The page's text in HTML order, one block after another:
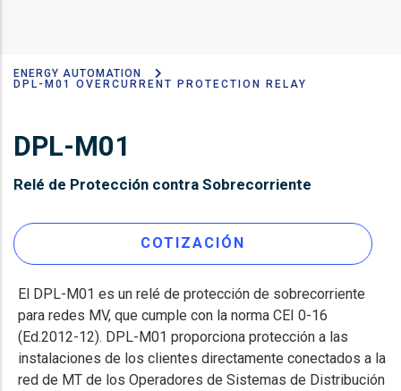
Sobrescribir
de
ayuda
a
la
navegación
ENERGY AUTOMATION
DPL-M01 OVERCURRENT PROTECTION RELAY
DPL-M01
Relé de Protección contra Sobrecorriente
COTIZACIÓN
El DPL-M01 es un relé de protección de sobrecorriente
para redes MV, que cumple con la norma CEI 0-16
(Ed.2012-12). DPL-M01 proporciona protección a las
instalaciones de los clientes directamente conectados a la
red de MT de los Operadores de Sistemas de Distribución